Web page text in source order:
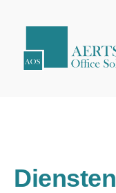
Diensten